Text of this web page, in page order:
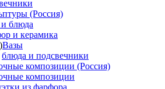
(Россия)
блюда
и керамика
Вазы
блюда и подсвечники
композиции (Россия)
композиции
из фарфора